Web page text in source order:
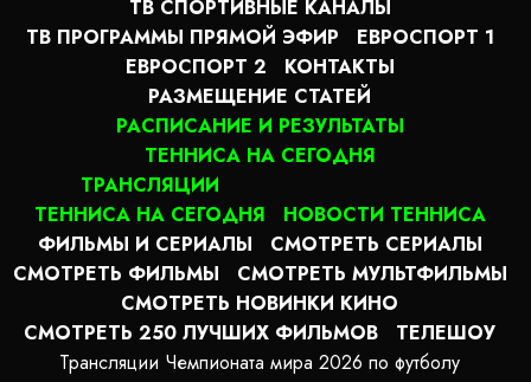
ТВ СПОРТИВНЫЕ КАНАЛЫ
ТВ ПРОГРАММЫ ПРЯМОЙ ЭФИР
ЕВРОСПОРТ 1
ЕВРОСПОРТ 2
КОНТАКТЫ
РАЗМЕЩЕНИЕ СТАТЕЙ
РАСПИСАНИЕ И РЕЗУЛЬТАТЫ
ТЕННИСА НА СЕГОДНЯ
ТРАНСЛЯЦИИ
ТЕННИСА НА СЕГОДНЯ
НОВОСТИ ТЕННИСА
ФИЛЬМЫ И СЕРИАЛЫ
СМОТРЕТЬ СЕРИАЛЫ
СМОТРЕТЬ ФИЛЬМЫ
СМОТРЕТЬ МУЛЬТФИЛЬМЫ
СМОТРЕТЬ НОВИНКИ КИНО
СМОТРЕТЬ 250 ЛУЧШИХ ФИЛЬМОВ
ТЕЛЕШОУ
Трансляции Чемпионата мира 2026 по футболу